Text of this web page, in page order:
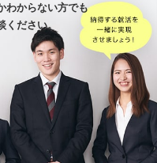
わからない方でも
ください。